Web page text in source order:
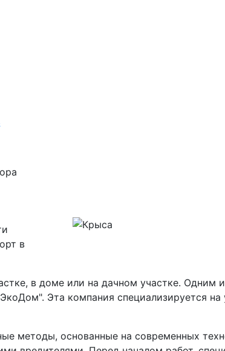
в
в доме или на дачном участке. Одним
Эта компания специализируется на
методы, основанные на современных